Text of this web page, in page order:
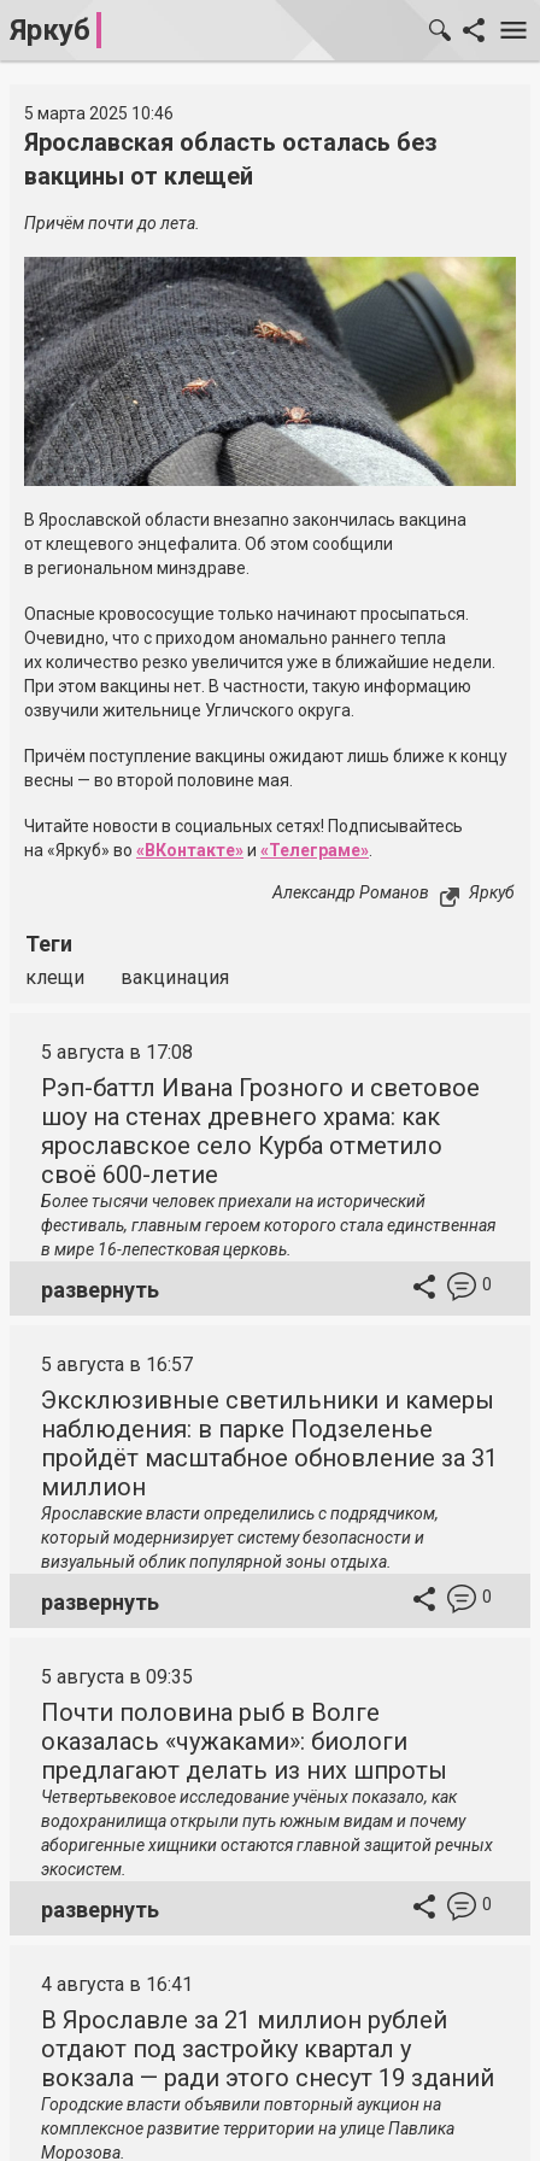
Яркуб
5 марта 2025 10:46
Ярославская область осталась без
вакцины от клещей
Причём почти до лета.
В Ярославской области внезапно закончилась вакцина
от клещевого энцефалита. Об этом сообщили
в региональном минздраве.
Опасные кровососущие только начинают просыпаться.
Очевидно, что с приходом аномально раннего тепла
их количество резко увеличится уже в ближайшие недели.
При этом вакцины нет. В частности, такую информацию
озвучили жительнице Угличского округа.
Причём поступление вакцины ожидают лишь ближе к концу
весны — во второй половине мая.
Читайте новости в социальных сетях! Подписывайтесь
на «Яркуб» во «ВКонтакте»и «Телеграме».
Александр Романов Яркуб
Теги
клещи вакцинация
5 августа в 17:08
Рэп-баттл Ивана Грозного и световое
шоу на стенах древнего храма: как
ярославское село Курба отметило
своё 600-летие
Более тысячи человек приехали на исторический
фестиваль, главным героем которого стала единственная
в мире 16-лепестковая церковь.
развернуть 0
5 августа в 16:57
Эксклюзивные светильники и камеры
наблюдения: в парке Подзеленье
пройдёт масштабное обновление за 31
миллион
Ярославские власти определились с подрядчиком,
который модернизирует систему безопасности и
визуальный облик популярной зоны отдыха.
развернуть 0
5 августа в 09:35
Почти половина рыб в Волге
оказалась «чужаками»: биологи
предлагают делать из них шпроты
Четвертьвековое исследование учёных показало, как
водохранилища открыли путь южным видам и почему
аборигенные хищники остаются главной защитой речных
экосистем.
развернуть 0
4 августа в 16:41
В Ярославле за 21 миллион рублей
отдают под застройку квартал у
вокзала — ради этого снесут 19 зданий
Городские власти объявили повторный аукцион на
комплексное развитие территории на улице Павлика
Морозова.